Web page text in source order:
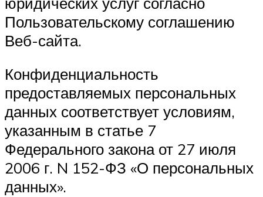
Пользовательскому соглашению
Веб-сайта.
Конфиденциальность
предоставляемых персональных
данных соответствует условиям,
указанным в статье 7
Федерального закона от 27 июля
2006 г. N 152-ФЗ «О персональных
данных».